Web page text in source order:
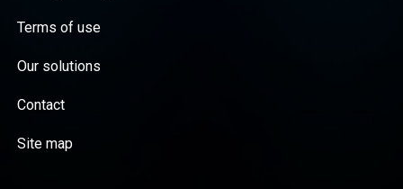
Terms of use
Our solutions
Contact
Site map